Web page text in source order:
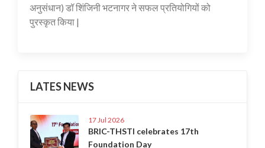
अनुसंधान) डॉ शिंजिनी भटनागर ने सफल प्रतियोगियों को
पुरस्कृत किया |
LATES NEWS
17 Jul 2026
BRIC-THSTI celebrates 17th
Foundation Day